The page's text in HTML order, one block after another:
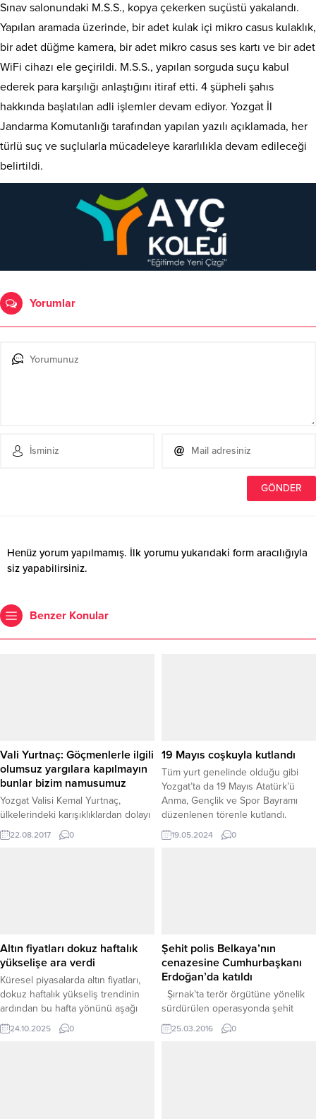
Sınav salonundaki M.S.S., kopya çekerken suçüstü yakalandı.
Yapılan aramada üzerinde, bir adet kulak içi mikro casus kulaklık,
bir adet düğme kamera, bir adet mikro casus ses kartı ve bir adet
WiFi cihazı ele geçirildi. M.S.S., yapılan sorguda suçu kabul
ederek para karşılığı anlaştığını itiraf etti. 4 şüpheli şahıs
hakkında başlatılan adli işlemler devam ediyor. Yozgat İl
Jandarma Komutanlığı tarafından yapılan yazılı açıklamada, her
türlü suç ve suçlularla mücadeleye kararlılıkla devam edileceği
belirtildi.
Yorumlar
Henüz yorum yapılmamış. İlk yorumu yukarıdaki form aracılığıyla
siz yapabilirsiniz.
Benzer Konular
Vali Yurtnaç: Göçmenlerle ilgili
olumsuz yargılara kapılmayın
bunlar bizim namusumuz
Yozgat Valisi Kemal Yurtnaç,
ülkelerindeki karışıklıklardan dolayı
Türkiye'ye sığınan ve Yozgat'ta
yaşayan göçmenlerle ilgili
22.08.2017 0
19 Mayıs coşkuyla kutlandı
Tüm yurt genelinde olduğu gibi
Yozgat’ta da 19 Mayıs Atatürk’ü
Anma, Gençlik ve Spor Bayramı
düzenlenen törenle kutlandı.
19.05.2024 0
Altın fiyatları dokuz haftalık
yükselişe ara verdi
Küresel piyasalarda altın fiyatları,
dokuz haftalık yükseliş trendinin
ardından bu hafta yönünü aşağı
çevirdi. Ons altın, haftalık bazda
yaklaşık %3,25 değer kaybıyla 4.110
24.10.2025 0
Şehit polis Belkaya’nın
cenazesine Cumhurbaşkanı
Erdoğan’da katıldı
Şırnak’ta terör örgütüne yönelik
sürdürülen operasyonda şehit
düşen Özel Harekat Polisi Osman
Belkaya, Yozgat’ın Şefaatli İlçesinde
25.03.2016 0